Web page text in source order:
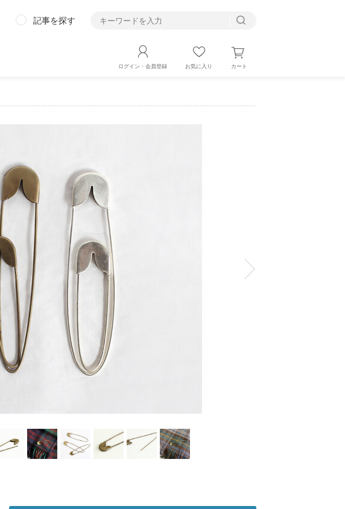
記事を探す
ログイン・会員登録 お気に入り カート